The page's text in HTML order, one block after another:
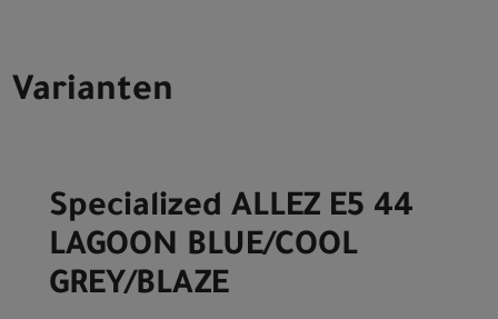
Varianten
Specialized ALLEZ E5 44
LAGOON BLUE/COOL
GREY/BLAZE